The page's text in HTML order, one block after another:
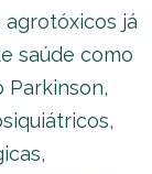
agrotóxicos já
saúde como
Parkinson,